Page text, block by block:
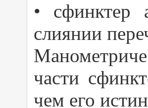
• сфинктер
слиянии
части
чем его